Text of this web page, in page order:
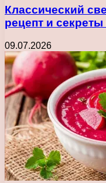
Классический
рецепт и
09.07.2026